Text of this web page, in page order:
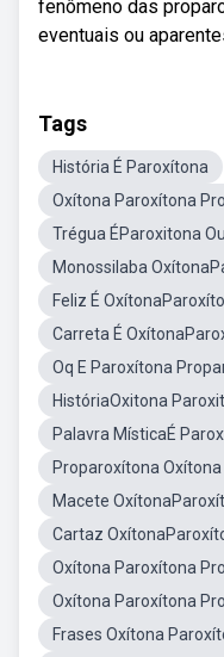
fenômeno das
eventuais ou
Tags
História É Paroxítona
Oxítona Paroxítona
Trégua ÉParoxitona
Monossilaba
Feliz É
Carreta É
Oq E Paroxítona
HistóriaOxitona
Palavra MísticaÉ
Proparoxítona
Macete
Cartaz
Oxítona Paroxítona
Oxítona Paroxítona
Frases Oxítona